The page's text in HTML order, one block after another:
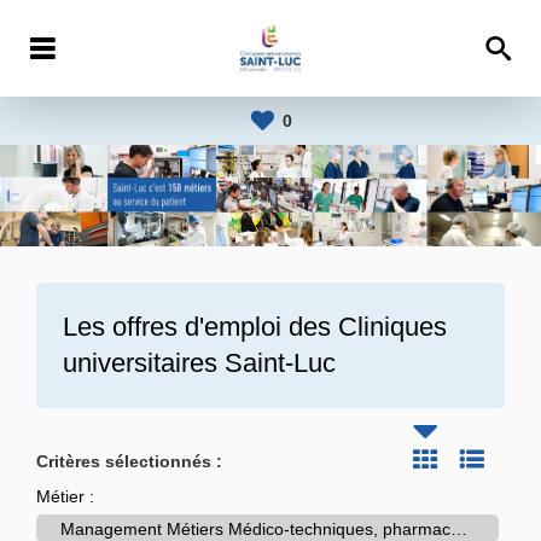
0
Les offres d'emploi des Cliniques
universitaires Saint-Luc
Critères sélectionnés :
Métier :
Management Métiers Médico-techniques, pharmaceutiques et laboratoires